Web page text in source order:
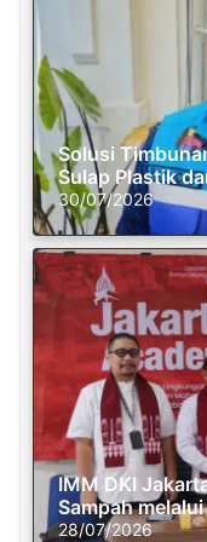
Solusi
Sulap Plastik
30/07/2026
IMM DKI
Sampah
28/07/2026